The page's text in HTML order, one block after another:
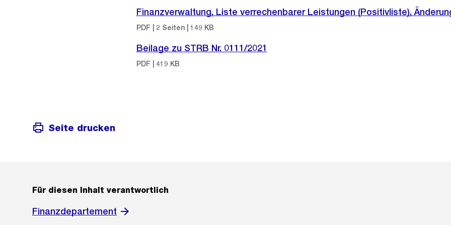
Finanzverwaltung, Liste verrechenbarer Leistungen (Positivliste),
PDF | 2 Seiten | 149 KB
Beilage zu STRB Nr. 0111/2021
PDF | 419 KB
Seite drucken
Für diesen Inhalt verantwortlich
Finanzdepartement